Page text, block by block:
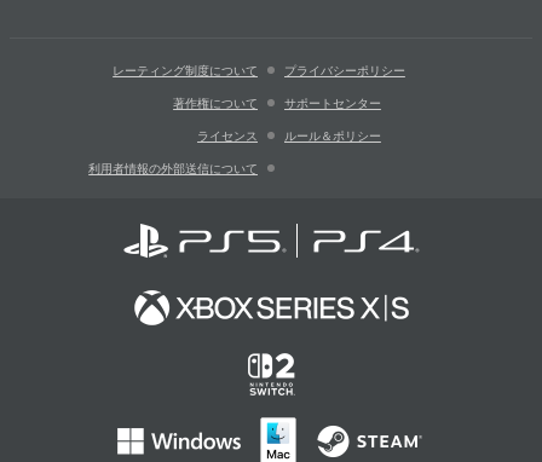
レーティング制度について プライバシーポリシー
著作権について サポートセンター
ライセンス ルール＆ポリシー
利用者情報の外部送信について